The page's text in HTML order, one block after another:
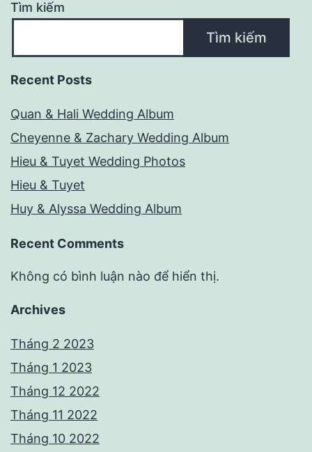
Tìm kiếm
Tìm kiếm
Recent Posts
Quan & Hali Wedding Album
Cheyenne & Zachary Wedding Album
Hieu & Tuyet Wedding Photos
Hieu & Tuyet
Huy & Alyssa Wedding Album
Recent Comments
Không có bình luận nào để hiển thị.
Archives
Tháng 2 2023
Tháng 1 2023
Tháng 12 2022
Tháng 11 2022
Tháng 10 2022